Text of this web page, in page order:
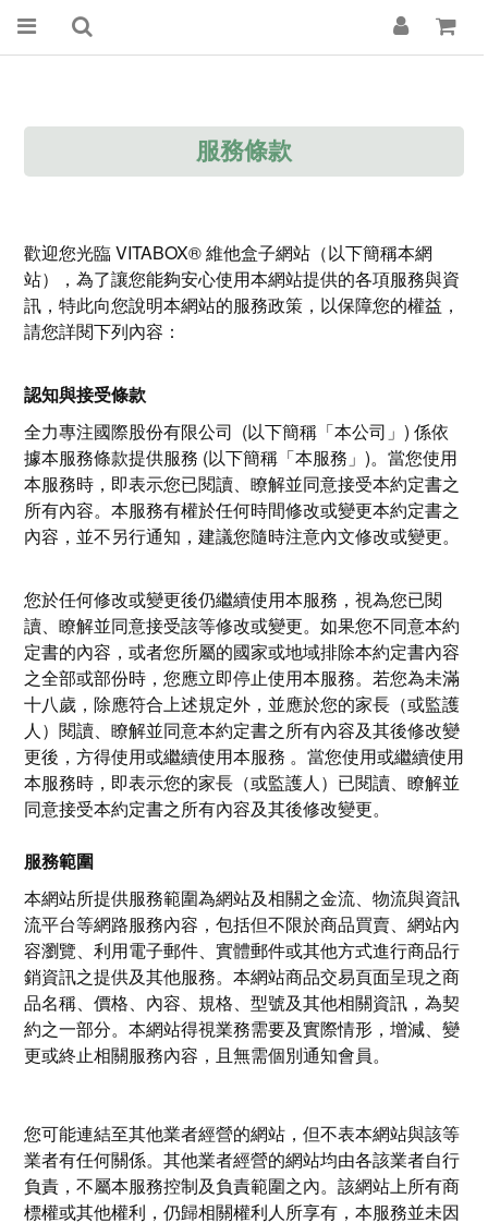
服務條款
歡迎您光臨 VITABOX® 維他盒子網站（以下簡稱本網
站），為了讓您能夠安心使用本網站提供的各項服務與資
訊，特此向您說明本網站的服務政策，以保障您的權益，
請您詳閱下列內容：
認知與接受條款
全力專注國際股份有限公司 (以下簡稱「本公司」) 係依
據本服務條款提供服務 (以下簡稱「本服務」)。當您使用
本服務時，即表示您已閱讀、瞭解並同意接受本約定書之
所有內容。本服務有權於任何時間修改或變更本約定書之
內容，並不另行通知，建議您隨時注意內文修改或變更。
您於任何修改或變更後仍繼續使用本服務，視為您已閱
讀、瞭解並同意接受該等修改或變更。如果您不同意本約
定書的內容，或者您所屬的國家或地域排除本約定書內容
之全部或部份時，您應立即停止使用本服務。若您為未滿
十八歲，除應符合上述規定外，並應於您的家長（或監護
人）閱讀、瞭解並同意本約定書之所有內容及其後修改變
更後，方得使用或繼續使用本服務 。當您使用或繼續使用
本服務時，即表示您的家長（或監護人）已閱讀、瞭解並
同意接受本約定書之所有內容及其後修改變更。
服務範圍
本網站所提供服務範圍為網站及相關之金流、物流與資訊
流平台等網路服務內容，包括但不限於商品買賣、網站內
容瀏覽、利用電子郵件、實體郵件或其他方式進行商品行
銷資訊之提供及其他服務。本網站商品交易頁面呈現之商
品名稱、價格、內容、規格、型號及其他相關資訊，為契
約之一部分。本網站得視業務需要及實際情形，增減、變
更或終止相關服務內容，且無需個別通知會員。
您可能連結至其他業者經營的網站，但不表本網站與該等
業者有任何關係。其他業者經營的網站均由各該業者自行
負責，不屬本服務控制及負責範圍之內。該網站上所有商
標權或其他權利，仍歸相關權利人所享有，本服務並未因